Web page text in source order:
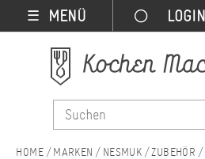
☰ MENÜ
MARKEN NESMUK ZUBEHÖR